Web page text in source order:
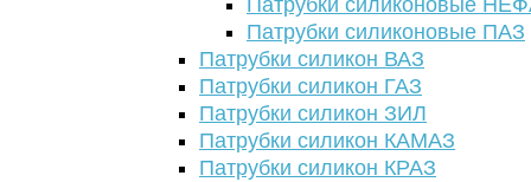
Патрубки силиконовые
Патрубки силиконовые ПАЗ
Патрубки силикон ВАЗ
Патрубки силикон ГАЗ
Патрубки силикон ЗИЛ
Патрубки силикон КАМАЗ
Патрубки силикон КРАЗ